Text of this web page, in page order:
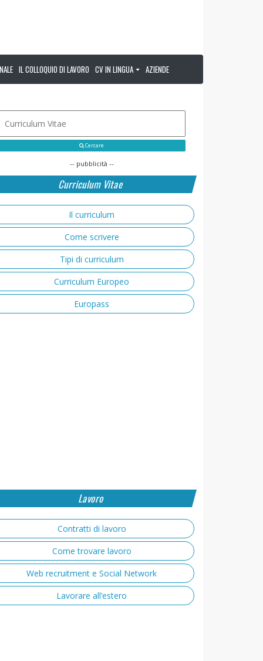
IL COLLOQUIO DI LAVORO CV IN LINGUA AZIENDE
Cercare
-- pubblicità --
Curriculum Vitae
Il curriculum
Come scrivere
Tipi di curriculum
Curriculum Europeo
Europass
Lavoro
Contratti di lavoro
Come trovare lavoro
Web recruitment e Social Network
Lavorare all’estero